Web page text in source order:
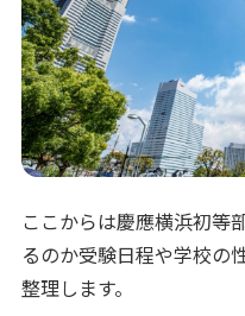
ここからは慶應横浜初等
るのか受験日程や学校の
整理します。